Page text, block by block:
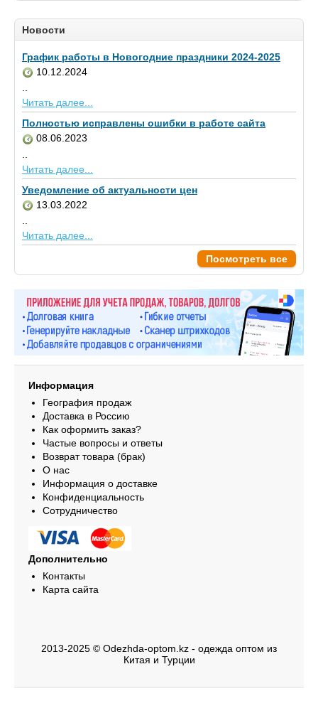
Новости
График работы в Новогодние праздники 2024-2025
10.12.2024
..
Читать далее...
Полностью исправлены ошибки в работе сайта
08.06.2023
Читать далее...
Уведомление об актуальности цен
13.03.2022
Читать далее...
Посмотреть все
Информация
География продаж
Доставка в Россию
Как оформить заказ?
Частые вопросы и ответы
Возврат товара (брак)
О нас
Информация о доставке
Конфиденциальность
Сотрудничество
Дополнительно
Контакты
Карта сайта
2013-2025 © Odezhda-optom.kz - одежда оптом из
Китая и Турции